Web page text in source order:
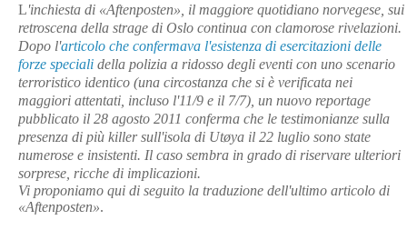
L'inchiesta di «Aftenposten», il maggiore quotidiano norvegese, sui
retroscena della strage di Oslo continua con clamorose rivelazioni.
Dopo l'articolo che confermava l'esistenza di esercitazioni delle
forze speciali della polizia a ridosso degli eventi con uno scenario
terroristico identico (una circostanza che si è verificata nei
maggiori attentati, incluso l'11/9 e il 7/7), un nuovo reportage
pubblicato il 28 agosto 2011 conferma che le testimonianze sulla
presenza di più killer sull'isola di Utøya il 22 luglio sono state
numerose e insistenti. Il caso sembra in grado di riservare ulteriori
sorprese, ricche di implicazioni.
Vi proponiamo qui di seguito la traduzione dell'ultimo articolo di
«Aftenposten».